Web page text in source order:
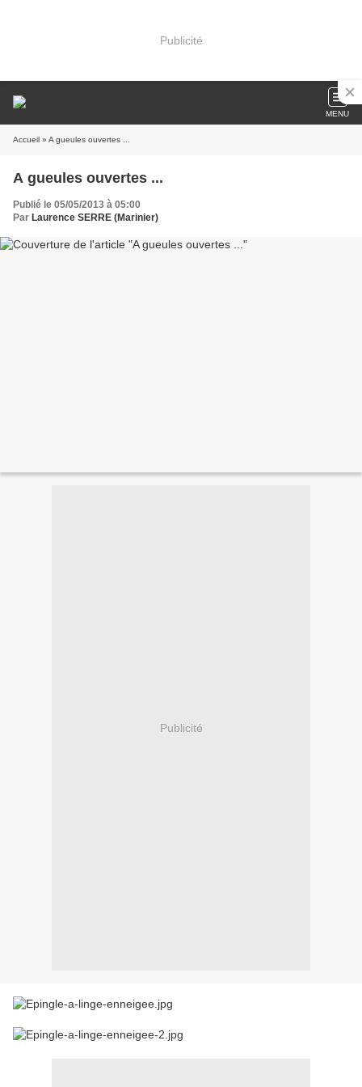
Publicité
MENU
Accueil » A gueules ouvertes ...
A gueules ouvertes ...
Publié le 05/05/2013 à 05:00
Par Laurence SERRE (Marinier)
Publicité